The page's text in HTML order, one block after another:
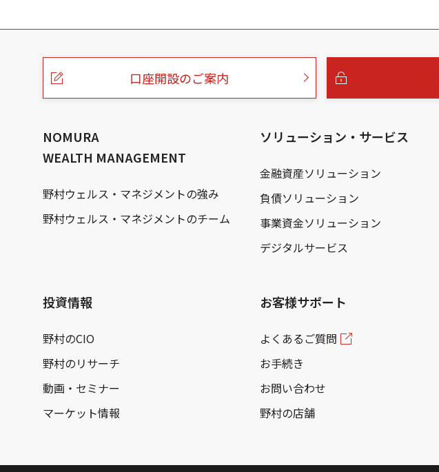
こ
口座開設のご案内
NOMURA
WEALTH MANAGEMENT
野村ウェルス・マネジメントの強み
野村ウェルス・マネジメントのチーム
ソリューション・サービス
金融資産ソリューション
負債ソリューション
事業資金ソリューション
デジタルサービス
投資情報
野村のCIO
野村のリサーチ
動画・セミナー
マーケット情報
お客様サポート
よくあるご質問
お手続き
お問い合わせ
野村の店舗